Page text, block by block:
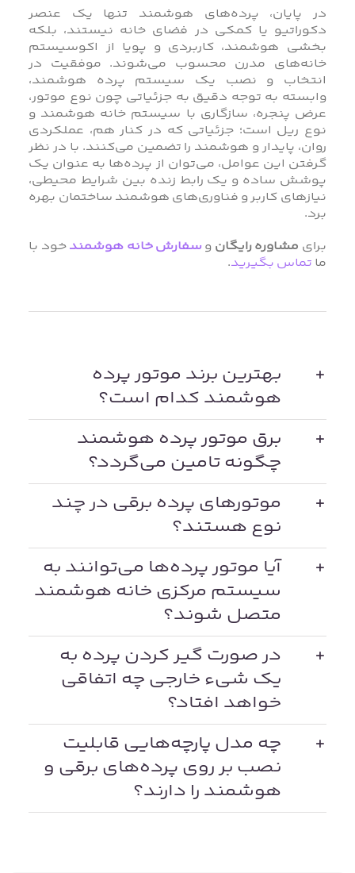
در پایان، پرده‌های هوشمند تنها یک عنصر
دکوراتیو یا کمکی در فضای خانه نیستند، بلکه
بخشی هوشمند، کاربردی و پویا از اکوسیستم
خانه‌های مدرن محسوب می‌شوند. موفقیت در
انتخاب و نصب یک سیستم پرده هوشمند،
وابسته به توجه دقیق به جزئیاتی چون نوع موتور،
عرض پنجره، سازگاری با سیستم خانه هوشمند و
نوع ریل است؛ جزئیاتی که در کنار هم، عملکردی
روان، پایدار و هوشمند را تضمین می‌کنند. با در نظر
گرفتن این عوامل، می‌توان از پرده‌ها به‌ عنوان یک
پوشش ساده و یک رابط زنده بین شرایط محیطی،
نیازهای کاربر و فناوری‌های هوشمند ساختمان بهره
برد.
برای مشاوره رایگان و سفارش خانه هوشمندخود با
ما تماس بگیرید.
بهترین برند موتور پرده
هوشمند کدام است؟
برق موتور پرده هوشمند
چگونه تامین می‌گردد؟
موتورهای پرده برقی در چند
نوع هستند؟
آیا موتور پرده‌ها می‌توانند به
سیستم مرکزی خانه هوشمند
متصل شوند؟
در صورت گیر کردن پرده به
یک شیء خارجی چه اتفاقی
خواهد افتاد؟
چه مدل پارچه‌هایی قابلیت
نصب بر روی پرده‌های برقی و
هوشمند را دارند؟